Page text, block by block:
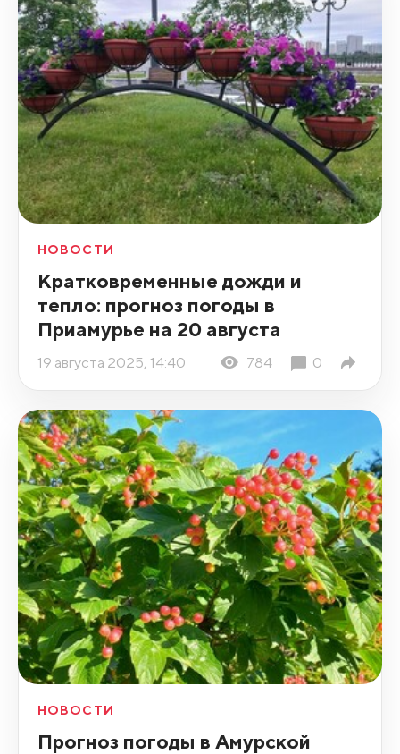
НОВОСТИ
Кратковременные дожди и
тепло: прогноз погоды в
Приамурье на 20 августа
19 августа 2025, 14:40 784 0
НОВОСТИ
Прогноз погоды в Амурской